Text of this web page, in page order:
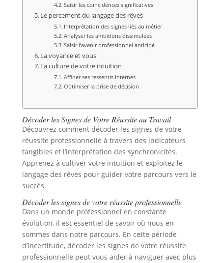
Saisir les coïncidences significatives
Le percement du langage des rêves
Interprétation des signes liés au métier
Analyser les ambitions dissimulées
Saisir l’avenir professionnel anticipé
La voyance et vous
La culture de votre intuition
Affiner ses ressentis internes
Optimiser la prise de décision
Décoder les Signes de Votre Réussite au Travail
Découvrez comment décoder les signes de votre
réussite professionnelle à travers des indicateurs
tangibles et l’interprétation des synchronicités.
Apprenez à cultiver votre intuition et exploitez le
langage des rêves pour guider votre parcours vers le
succès.
Décoder les signes de votre réussite professionnelle
Dans un monde professionnel en constante
évolution, il est essentiel de savoir où nous en
sommes dans notre parcours. En cette période
d’incertitude, décoder les signes de votre réussite
professionnelle peut vous aider à naviguer avec plus